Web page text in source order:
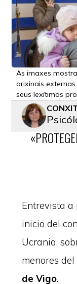
As imaxes
orixinais
seus lexítimos
Entrevista a
inicio del
Ucrania,
menores
de Vigo.